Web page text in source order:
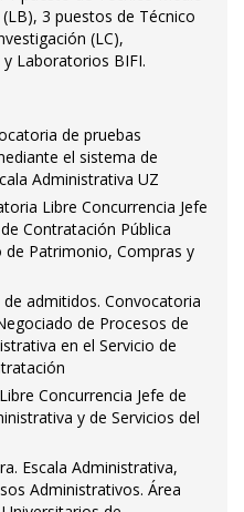
3 puestos de Técnico
(LC),
Laboratorios BIFI.
de pruebas
el sistema de
Administrativa UZ
Libre Concurrencia Jefe
Contratación Pública
de Patrimonio, Compras y
admitidos. Convocatoria
de Procesos de
en el Servicio de
Concurrencia Jefe de
y de Servicios del
Escala Administrativa,
Administrativos. Área